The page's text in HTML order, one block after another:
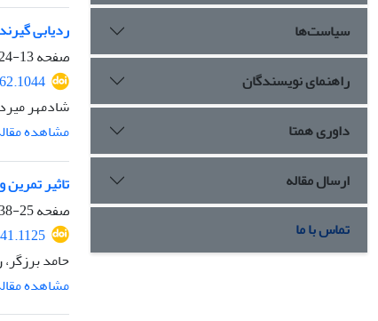
ردیابی گیرنده عامل رشد
صفحه13-24
شادمهر
مشاهده
تاثیر
صفحه25-38
حامد
مشاهده
سیاست‌ها
راهنمای نویسندگان
داوری همتا
ارسال مقاله
تماس با ما